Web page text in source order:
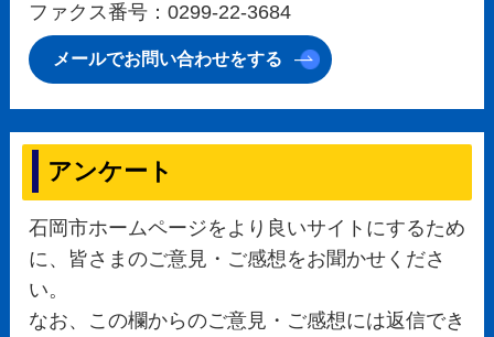
ファクス番号：0299-22-3684
メールでお問い合わせをする
アンケート
石岡市ホームページをより良いサイトにするため
に、皆さまのご意見・ご感想をお聞かせくださ
い。
なお、この欄からのご意見・ご感想には返信でき